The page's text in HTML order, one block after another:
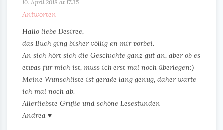
10. April 2018 at 17:35
Antworten
Hallo liebe Desiree,
das Buch ging bisher völlig an mir vorbei.
An sich hört sich die Geschichte ganz gut an, aber ob es
etwas für mich ist, muss ich erst mal noch überlegen:)
Meine Wunschliste ist gerade lang genug, daher warte
ich mal noch ab.
Allerliebste Grüße und schöne Lesestunden
Andrea ♥